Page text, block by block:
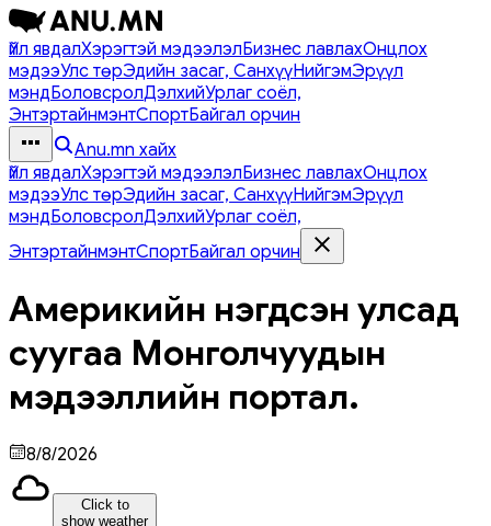
Үйл явдалХэрэгтэй мэдээлэлБизнес лавлахОнцлох
мэдээУлс төрЭдийн засаг, СанхүүНийгэмЭрүүл
мэндБоловсролДэлхийУрлаг соёл,
ЭнтэртайнмэнтСпортБайгал орчин
Anu.mn хайх
Үйл явдалХэрэгтэй мэдээлэлБизнес лавлахОнцлох
мэдээУлс төрЭдийн засаг, СанхүүНийгэмЭрүүл
мэндБоловсролДэлхийУрлаг соёл,
ЭнтэртайнмэнтСпортБайгал орчин
Америкийн нэгдсэн улсад
суугаа Монголчуудын
мэдээллийн портал.
8/8/2026
Click to
show weather